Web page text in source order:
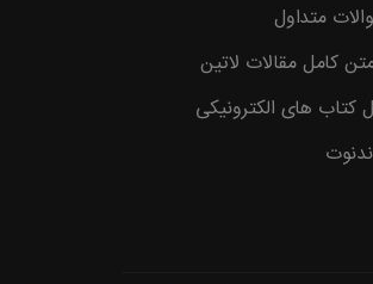
متداول
کامل مقالات لاتین
کتاب های الکترونیکی